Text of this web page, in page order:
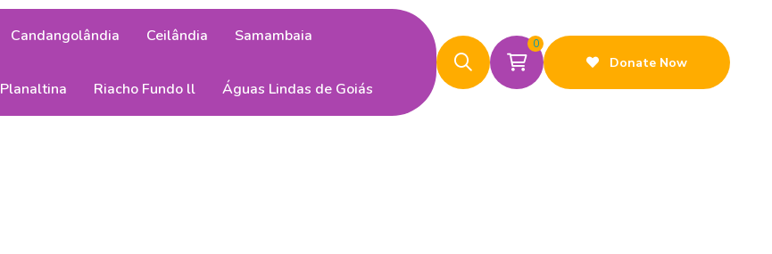
Candangolândia Ceilândia Samambaia
Planaltina Riacho Fundo ll Águas Lindas de Goiás
0
Donate Now